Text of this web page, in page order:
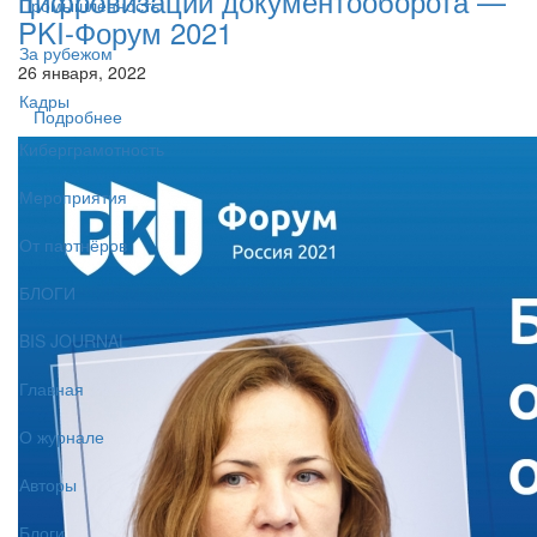
Промышленность
За рубежом
Кадры
Киберграмотность
Мероприятия
От партнёров
БЛОГИ
BIS JOURNAL
Главная
О журнале
Авторы
Блоги
PKI-Форум 2021
26 января, 2022
Подробнее